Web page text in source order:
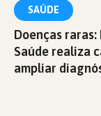
SAÚDE
Doenças
Saúde realiza
ampliar